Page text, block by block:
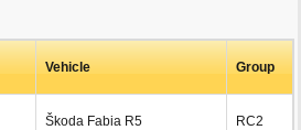
Vehicle Group
Škoda Fabia R5 RC2